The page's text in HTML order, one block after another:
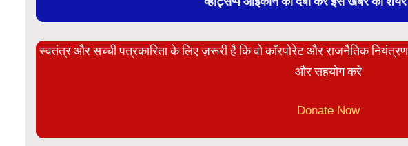
स्वतंत्र और सच्ची पत्रकारिता के लिए ज़रूरी है कि वो कॉरपोरेट और राजनैतिक
और सहयोग करे
Donate Now